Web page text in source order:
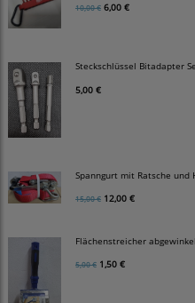
10,00 € 6,00 €
Steckschlüssel Bitadapter
5,00 €
Spanngurt mit Ratsche und
15,00 € 12,00 €
Flächenstreicher
5,00 € 1,50 €